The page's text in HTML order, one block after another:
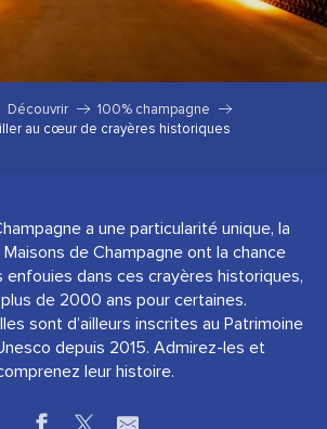
Découvrir
100% champagne
au cœur de crayères historiques
a une particularité unique, la
de Champagne ont la chance
enfouies dans ces crayères historiques,
de 2000 ans pour certaines.
sont d’ailleurs inscrites au Patrimoine
depuis 2015. Admirez-les et
leur histoire.